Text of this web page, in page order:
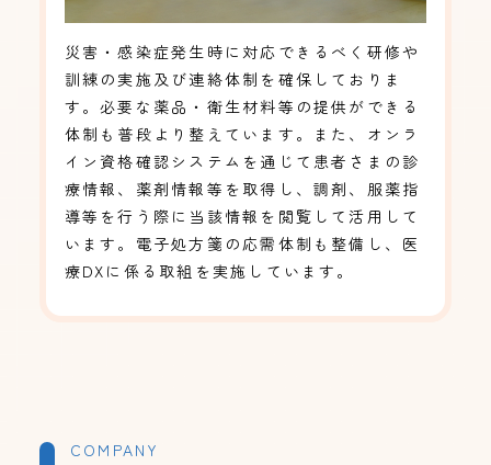
災害・感染症発生時に対応できるべく研修や
訓練の実施及び連絡体制を確保しておりま
す。必要な薬品・衛生材料等の提供ができる
体制も普段より整えています。また、オンラ
イン資格確認システムを通じて患者さまの診
療情報、薬剤情報等を取得し、調剤、服薬指
導等を行う際に当該情報を閲覧して活用して
います。電子処方箋の応需体制も整備し、医
療DXに係る取組を実施しています。
COMPANY